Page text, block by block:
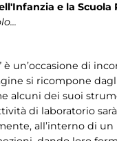
e la Scuola
è un’occasione di
si ricompone
alcuni dei suoi
di laboratorio
all’interno di